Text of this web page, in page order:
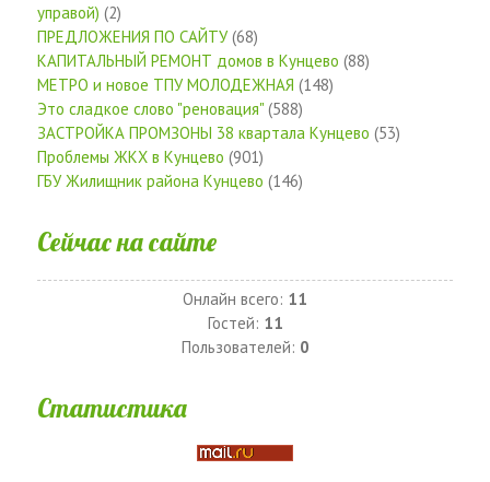
управой) (2)
ПРЕДЛОЖЕНИЯ ПО САЙТУ(68)
КАПИТАЛЬНЫЙ РЕМОНТ домов в Кунцево (88)
МЕТРО и новое ТПУ МОЛОДЕЖНАЯ (148)
Это сладкое слово "реновация" (588)
ЗАСТРОЙКА ПРОМЗОНЫ 38 квартала Кунцево (53)
Проблемы ЖКХ в Кунцево (901)
ГБУ Жилищник района Кунцево (146)
Сейчас на сайте
Онлайн всего: 11
Гостей: 11
Пользователей: 0
Статистика